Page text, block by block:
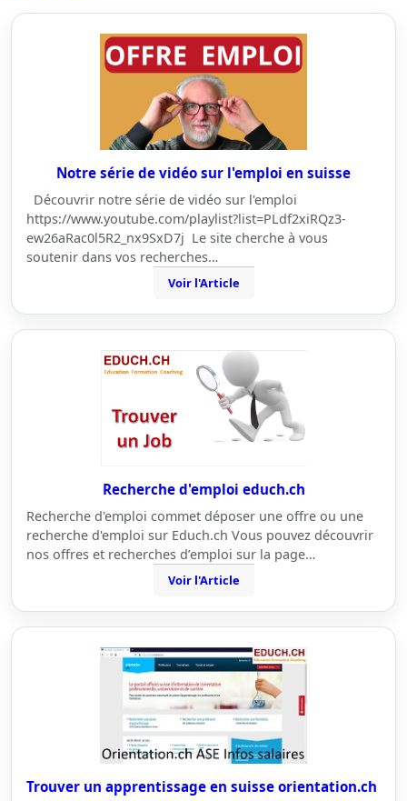
Notre série de vidéo sur l'emploi en suisse
Découvrir notre série de vidéo sur l'emploi
https://www.youtube.com/playlist?list=PLdf2xiRQz3-
ew26aRac0l5R2_nx9SxD7j Le site cherche à vous
soutenir dans vos recherches…
Voir l'Article
Recherche d'emploi educh.ch
Recherche d'emploi commet déposer une offre ou une
recherche d'emploi sur Educh.ch Vous pouvez découvrir
nos offres et recherches d’emploi sur la page…
Voir l'Article
Trouver un apprentissage en suisse orientation.ch